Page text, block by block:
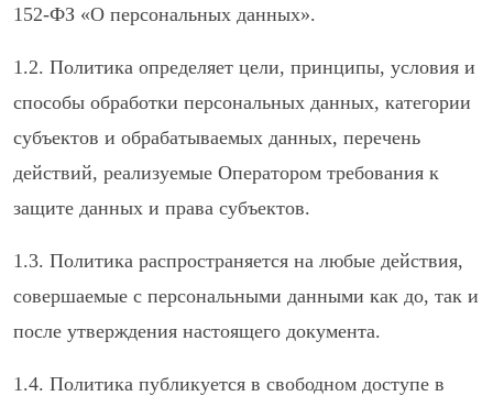
152-ФЗ «О персональных данных».
1.2. Политика определяет цели, принципы, условия и
способы обработки персональных данных, категории
субъектов и обрабатываемых данных, перечень
действий, реализуемые Оператором требования к
защите данных и права субъектов.
1.3. Политика распространяется на любые действия,
совершаемые с персональными данными как до, так и
после утверждения настоящего документа.
1.4. Политика публикуется в свободном доступе в